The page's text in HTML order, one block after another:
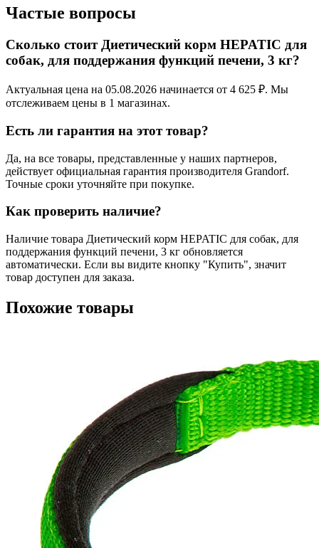
Частые вопросы
Сколько стоит Диетический корм HEPATIC для
собак, для поддержания функций печени, 3 кг?
Актуальная цена на 05.08.2026 начинается от 4 625 ₽. Мы
отслеживаем цены в 1 магазинах.
Есть ли гарантия на этот товар?
Да, на все товары, представленные у наших партнеров,
действует официальная гарантия производителя Grandorf.
Точные сроки уточняйте при покупке.
Как проверить наличие?
Наличие товара Диетический корм HEPATIC для собак, для
поддержания функций печени, 3 кг обновляется
автоматически. Если вы видите кнопку "Купить", значит
товар доступен для заказа.
Похожие товары